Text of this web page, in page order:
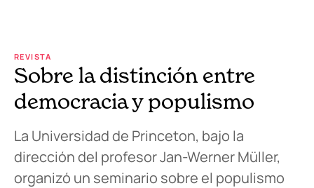
REVISTA
Sobre la distinción entre
democracia y populismo
La Universidad de Princeton, bajo la
dirección del profesor Jan-Werner Müller,
organizó un seminario sobre el populismo